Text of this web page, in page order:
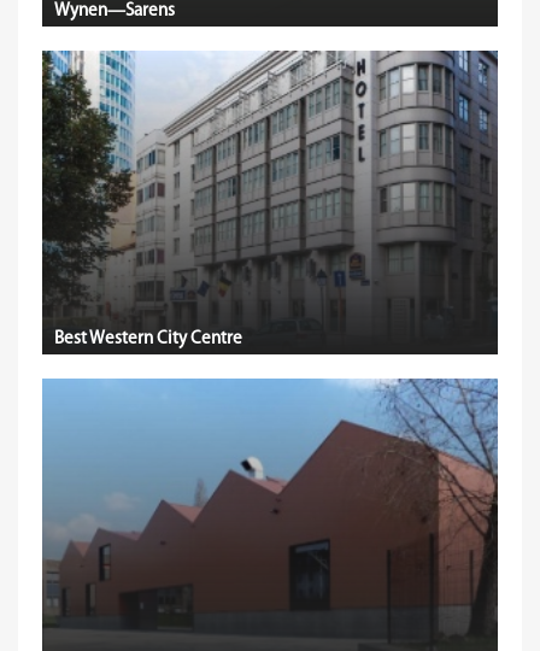
Wynen—Sarens
Best Western City Centre